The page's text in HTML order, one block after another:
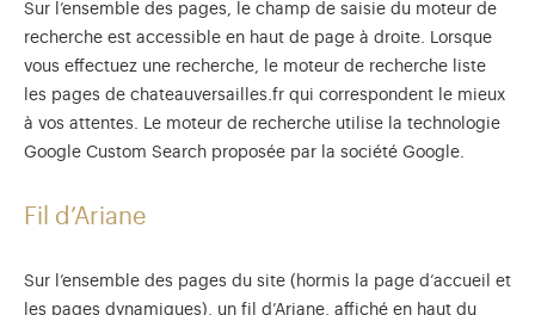
Sur l’ensemble des pages, le champ de saisie du moteur de
recherche est accessible en haut de page à droite. Lorsque
vous effectuez une recherche, le moteur de recherche liste
les pages de chateauversailles.fr qui correspondent le mieux
à vos attentes. Le moteur de recherche utilise la technologie
Google Custom Search proposée par la société Google.
Fil d’Ariane
Sur l’ensemble des pages du site (hormis la page d’accueil et
les pages dynamiques), un fil d’Ariane, affiché en haut du